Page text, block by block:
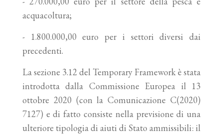
acquacoltura;
- 1.800.000,00 euro per i settori diversi dai
precedenti.
La sezione 3.12 del Temporary Framework è stata
introdotta dalla Commissione Europea il 13
ottobre 2020 (con la Comunicazione C(2020)
7127) e di fatto consiste nella previsione di una
ulteriore tipologia di aiuti di Stato ammissibili: il